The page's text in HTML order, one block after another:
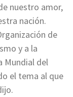
nuestro amor,
nación.
de
y a la
Mundial del
el tema al que